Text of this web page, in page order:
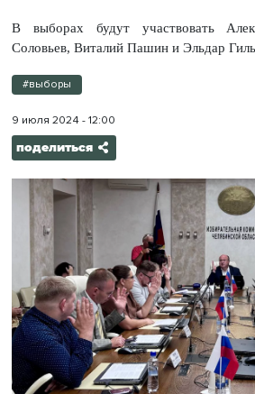
В выборах будут участвовать
Соловьев, Виталий Пашин и Эльдар
#выборы
9 июля 2024 - 12:00
поделиться